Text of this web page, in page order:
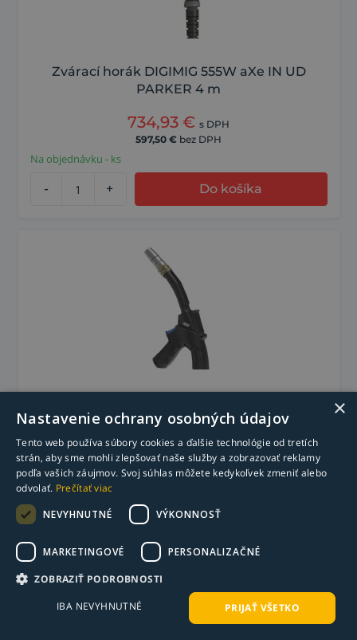
Zvárací horák DIGIMIG 555W aXe IN UD
PARKER 4 m
734,93 € s DPH
597,50 € bez DPH
Na objednávku - ks
- + Do košíka
744,32 €s DPH
605,14
€ bez DPH
Na objednávku - ks
×
Nastavenie ochrany osobných údajov
Tento web používa súbory cookies a ďalšie technológie od tretích
strán, aby sme mohli zlepšovať naše služby a zobrazovať reklamy
podľa vašich záujmov. Svoj súhlas môžete kedykoľvek zmeniť alebo
odvolať. Prečítať viac
NEVYHNUTNÉ
VÝKONNOSŤ
MARKETINGOVÉ PERSONALIZAČNÉ
ZOBRAZIŤ PODROBNOSTI
PRIJAŤ VŠETKO
IBA NEVYHNUTNÉ